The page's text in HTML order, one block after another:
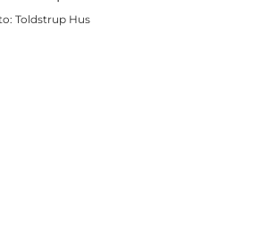
: Toldstrup Hus